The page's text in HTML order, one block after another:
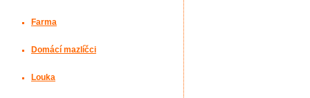
Farma
Domácí mazlíčci
Louka